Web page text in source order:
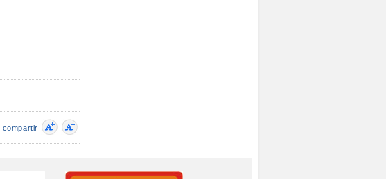
compartir